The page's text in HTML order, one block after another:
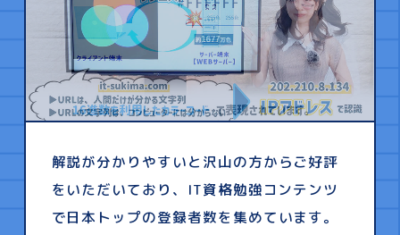
解説が分かりやすいと沢山の方からご好評
をいただいており、IT資格勉強コンテンツ
で日本トップの登録者数を集めています。